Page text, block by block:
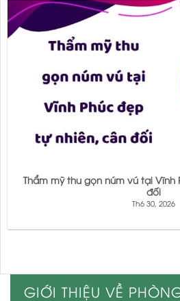
Thẩm mỹ thu gọn núm vú tại
đối
Th6 30, 2026
GIỚI THIỆU VỀ